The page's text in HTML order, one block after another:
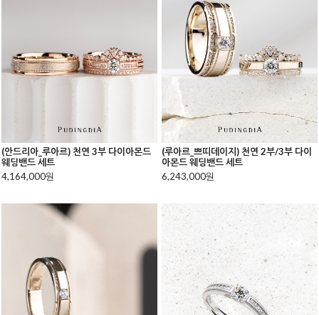
(안드리아_루아르) 천연 3부 다이아몬드
웨딩밴드 세트
4,164,000원
(루아르_쁘띠데이지) 천연 2부/3부 다이
아몬드 웨딩밴드 세트
6,243,000원